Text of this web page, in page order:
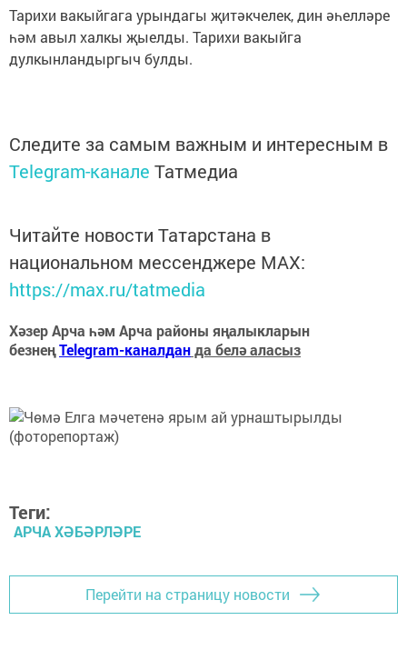
Тарихи вакыйгага урындагы җитәкчелек, дин әһелләре
һәм авыл халкы җыелды. Тарихи вакыйга
дулкынландыргыч булды.
Следите за самым важным и интересным в
Telegram-канале Татмедиа
Читайте новости Татарстана в
национальном мессенджере MАХ:
https://max.ru/tatmedia
Хәзер Арча һәм Арча районы яңалыкларын
безнеңTelegram-каналданда белә аласыз
Теги:
АРЧА ХӘБӘРЛӘРЕ
Перейти на страницу новости